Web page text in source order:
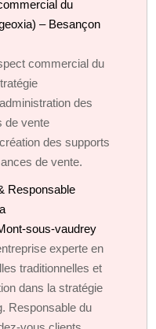
du
– Besançon
commercial du
des
de vente
des supports
de vente.
Responsable
experte en
traditionnelles et
dans la stratégie
Responsable du